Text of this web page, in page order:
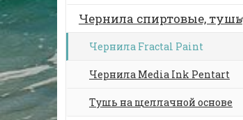
Чернила спиртовые, тушь
Чернила Fractal Paint
Чернила Media Ink Pentart
Тушь на щеллачной основе